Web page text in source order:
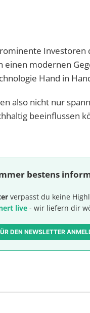
Investoren
einen modernen
Hand in
also nicht nur
beeinflussen
bestens
verpasst du keine
live - wir liefern dir
DEN NEWSLETTER